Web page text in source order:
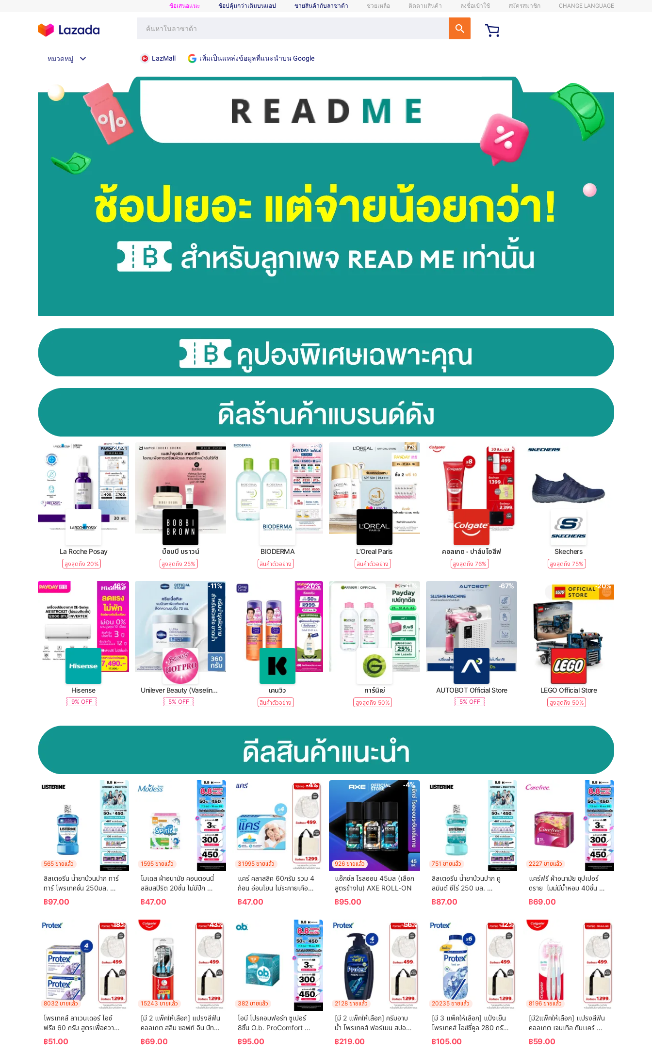
ข้อเสนอแนะ ช้อปคุ้มกว่าเดิมบนแอป ขายสินค้ากับลาซาด้า ช่วยเหลือ ติดตามสินค้า ลงชื่อเข้าใช้ สมัครสมาชิก CHANGE LANGUAGE
หมวดหมู่ LazMall เพิ่มเป็นแหล่งข้อมูลที่แนะนำบน Google
-20%
La Roche Posay
สูงสุดถึง 20%
บ็อบบี้ บราวน์
สูงสุดถึง 25%
-32%
BIODERMA
สินค้าตัวอย่าง
-17%
L’Oreal Paris
สินค้าตัวอย่าง
-39%
คอลเกต - ปาล์มโอลีฟ
สูงสุดถึง 76%
Skechers
สูงสุดถึง 75%
-46%
Hisense
9% OFF
-11%
Unilever Beauty (Vaseline, Dove, TRESemme, Clear)
5% OFF
-20%
เคนวิว
สินค้าตัวอย่าง
-31%
การ์นิเย่
สูงสุดถึง 50%
-67%
AUTOBOT Official Store
5% OFF
-20%
LEGO Official Store
สูงสุดถึง 50%
565 ขายแล้ว
ลิสเตอรีน น้ำยาบ้วนปาก ทาร์
ทาร์ โพรเทคชั่น 250มล.
Listerine mouthwash
Tartar Protection 250ml.
฿97.00
1595 ขายแล้ว
โมเดส ผ้าอนามัย คอนตอนนี่
สลิมสปิริต 20ชิ้น ไม่มีปีก
Modess Sanitary Napkin
Cottony Slim Spirit 20
pcs. Non-Wing
฿47.00
-4%
31995 ขายแล้ว
แคร์ คลาสสิค 60กรัม รวม 4
ก้อน อ่อนโยน ไม่ระคายเคือง
(สบู่เด็ก) Care Classic Bar
Soap 60g Total 4 Pcs
Gently Cleanses Baby's
Skin (Bar Soap, Baby
Soap, Baby Body Wash)
฿47.00
-4%
926 ขายแล้ว
แอ๊กซ์ส โรลออน 45มล (เลือก
สูตรข้างใน) AXE ROLL-ON
฿95.00
751 ขายแล้ว
ลิสเตอรีน น้ำยาบ้วนปาก คู
ลมินต์ ซีโร่ 250 มล.
Listerine mouthwash
Coolmint Zero 250 ml.
฿87.00
2227 ขายแล้ว
แคร์ฟรี ผ้าอนามัย ซุปเปอร์
ดราย  ไมม่มีน้ำหอม 40ชิ้น
Carefree Panty Liner
Super Dry Fragrance-
Free 40 pcs
฿69.00
-18%
8032 ขายแล้ว
โพรเทคส์ ลาเวนเดอร์ ไอซ์
ฟรีซ 60 กรัม สูตรเพื่อความ
เย็น พร้อมกลิ่นหอมผ่อนคลาย
แพ็ค 4 ก้อน (สบู่ก้อน)
฿51.00
-43%
15243 ขายแล้ว
[มี 2 แพ็คให้เลือก] แปรงสีฟัน
คอลเกต สลิม ซอฟท์ อิน บีทวี
น คลีน ชาร์โคล   (คละสี)
Colgate Slim Soft In
฿69.00
382 ขายแล้ว
โอบี โปรคอมฟอร์ท ซูเปอร์
8ชิ้น O.b. ProComfort
(Blossom) Super 8 ผ้า
อนามัยแบบสอด
฿95.00
-56%
2128 ขายแล้ว
[มี 2 แพ็คให้เลือก] ครีมอาบ
น้ำ โพรเทคส์ ฟอร์เมน สปอร์ต
ขวดปั๊ม 600 ม.ล. Protex
For Men Sport Shower
฿219.00
-12%
20235 ขายแล้ว
[มี 3 แพ็คให้เลือก] แป้งเย็น
โพรเทคส์ ไอซ์ซี่คูล 280 กรัม
Protex Talcum Powder
Icy Cool 280g
฿105.00
8196 ขายแล้ว
[มี2แพ็คให้เลือก] เเปรงสีฟัน
คอลเกต เจนเทิล กัมเเคร์
(คละสี)  Colgate Gentle
Gum Care (mixed color)
฿59.00